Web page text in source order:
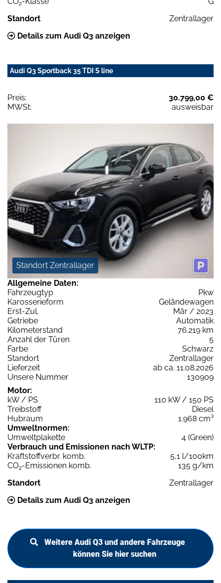
2
Standort
Zentrallager
Details zum Audi Q3 anzeigen
Audi Q3 Sportback 35 TDI S line
Preis:
30.799,00 €
MWSt:
ausweisbar
Standort Zentrallager
Allgemeine Daten:
Fahrzeugtyp
Pkw
Karosserieform
Geländewagen
Erst-Zul.
Mär / 2023
Getriebe
Automatik
Kilometerstand
76.219 km
Anzahl der Türen
5
Farbe
Schwarz
Standort
Zentrallager
Lieferzeit
ab ca. 11.08.2026
Unsere Nummer
130909
Motor:
kW / PS
110 kW / 150 PS
Treibstoff
Diesel
Hubraum
1.968 cm³
Umweltnormen:
Umweltplakette
4 (Green)
Verbrauch und Emissionen nach WLTP:
Kraftstoffverbr. komb.
5,1 l/100km
CO2-Emissionen komb.
135 g/km
Standort
Zentrallager
Details zum Audi Q3 anzeigen
Weitere Audi Q3 und andere Fahrzeuge
können Sie hier suchen